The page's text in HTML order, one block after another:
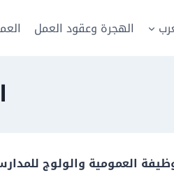
الهجرة وعقود العمل
العمومية والولوج